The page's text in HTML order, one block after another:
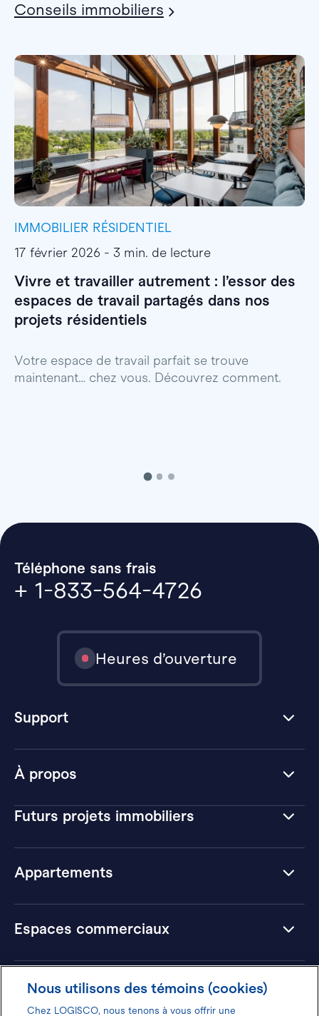
Conseils immobiliers
IMMOBILIER RÉSIDENTIEL
17 février 2026 - 3 min. de lecture
Vivre et travailler autrement : l’essor des
espaces de travail partagés dans nos
projets résidentiels
Votre espace de travail parfait se trouve
maintenant… chez vous. Découvrez comment.
À propos
Futurs projets immobiliers
Appartements
Espaces commerciaux
Hôtels
Téléphone sans frais
+ 1-833-564-4726
Heures d’ouverture
Support
Nous utilisons des témoins (cookies)
Chez LOGISCO, nous tenons à vous offrir une